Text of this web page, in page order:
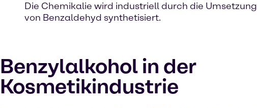
Die Chemikalie wird industriell durch die
von Benzaldehyd synthetisiert.
Benzylalkohol in der
Kosmetikindustrie